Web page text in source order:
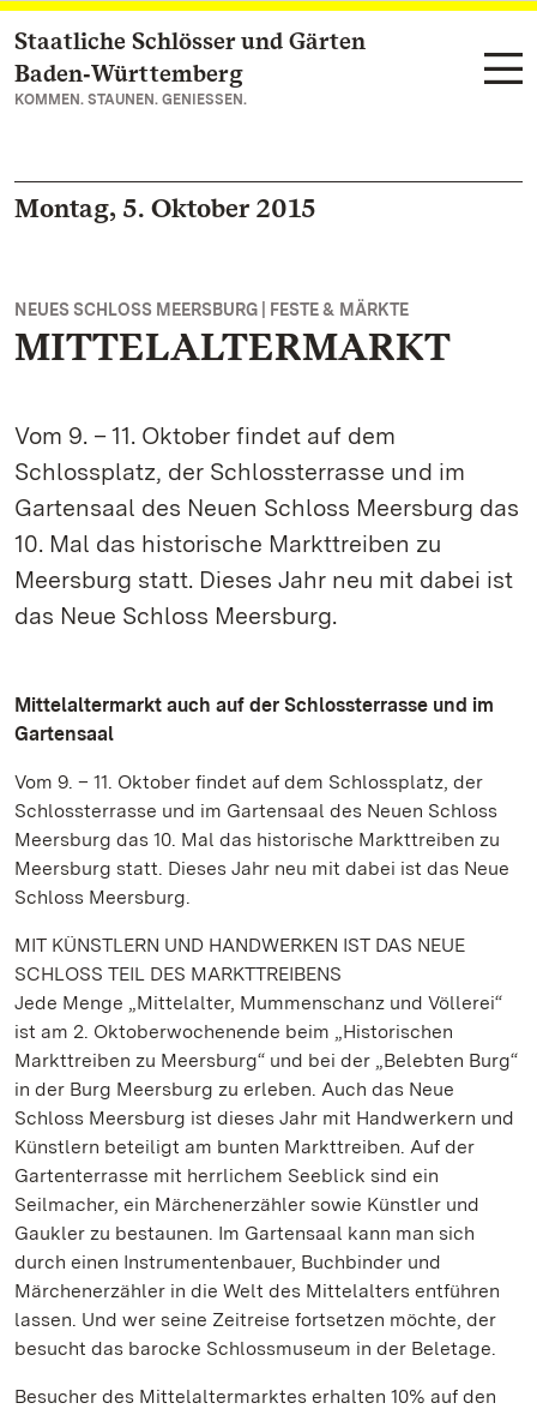
Zum Hauptinhalt springen
Staatliche Schlösser und Gärten
Baden‑Württemberg
KOMMEN. STAUNEN. GENIESSEN.
Montag, 5. Oktober 2015
NEUES SCHLOSS MEERSBURG | FESTE & MÄRKTE
MITTELALTERMARKT
Vom 9. – 11. Oktober findet auf dem
Schlossplatz, der Schlossterrasse und im
Gartensaal des Neuen Schloss Meersburg das
10. Mal das historische Markttreiben zu
Meersburg statt. Dieses Jahr neu mit dabei ist
das Neue Schloss Meersburg.
Mittelaltermarkt auch auf der Schlossterrasse und im
Gartensaal
Vom 9. – 11. Oktober findet auf dem Schlossplatz, der
Schlossterrasse und im Gartensaal des Neuen Schloss
Meersburg das 10. Mal das historische Markttreiben zu
Meersburg statt. Dieses Jahr neu mit dabei ist das Neue
Schloss Meersburg.
MIT KÜNSTLERN UND HANDWERKEN IST DAS NEUE
SCHLOSS TEIL DES MARKTTREIBENS
Jede Menge „Mittelalter, Mummenschanz und Völlerei“
ist am 2. Oktoberwochenende beim „Historischen
Markttreiben zu Meersburg“ und bei der „Belebten Burg“
in der Burg Meersburg zu erleben. Auch das Neue
Schloss Meersburg ist dieses Jahr mit Handwerkern und
Künstlern beteiligt am bunten Markttreiben. Auf der
Gartenterrasse mit herrlichem Seeblick sind ein
Seilmacher, ein Märchenerzähler sowie Künstler und
Gaukler zu bestaunen. Im Gartensaal kann man sich
durch einen Instrumentenbauer, Buchbinder und
Märchenerzähler in die Welt des Mittelalters entführen
lassen. Und wer seine Zeitreise fortsetzen möchte, der
besucht das barocke Schlossmuseum in der Beletage.
Besucher des Mittelaltermarktes erhalten 10% auf den